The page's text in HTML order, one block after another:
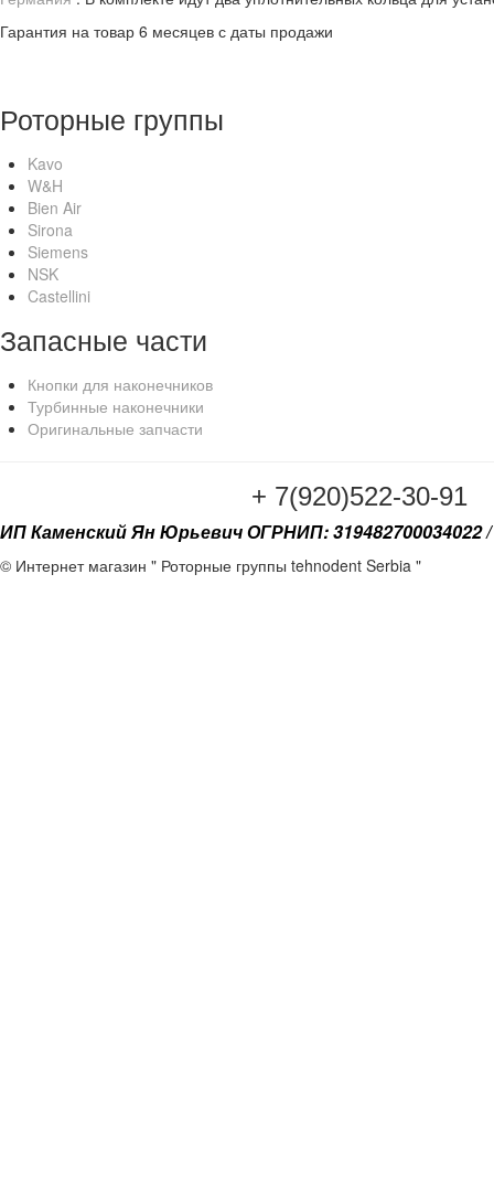
Гарантия на товар 6 месяцев с даты продажи
Роторные группы
Kavo
W&H
Bien Air
Sirona
Siemens
NSK
Castellini
Запасные части
Кнопки для наконечников
Турбинные наконечники
Оригинальные запчасти
+
ИП Каменский Ян Юрьевич ОГРНИП: 319482700034022